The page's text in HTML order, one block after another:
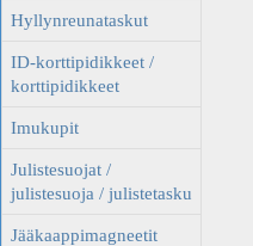
Hyllynreunataskut
ID-korttipidikkeet /
korttipidikkeet
Imukupit
Julistesuojat /
julistesuoja / julistetasku
Jääkaappimagneetit